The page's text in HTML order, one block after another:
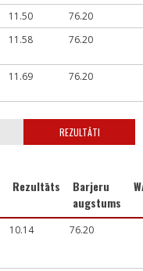
11.50
76.20
11.58 76.20
11.69 76.20
REZULTĀTI
Rezultāts
Barjeru
augstums
10.14 76.20